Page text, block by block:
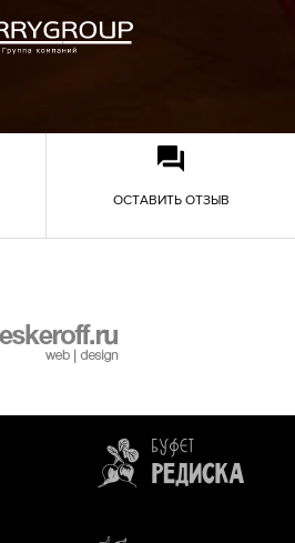
ОСТАВИТЬ ОТЗЫВ